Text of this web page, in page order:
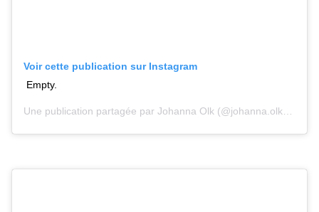
Voir cette publication sur Instagram
Empty.
Une publication partagée par Johanna Olk (@johanna.olk) le